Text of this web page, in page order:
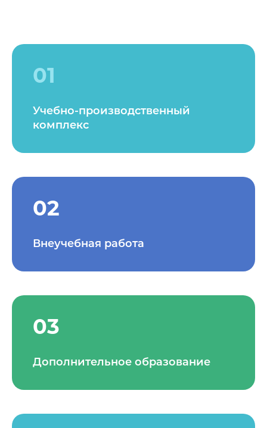
01
Учебно-производственный
комплекс
02
Внеучебная работа
03
Дополнительное образование